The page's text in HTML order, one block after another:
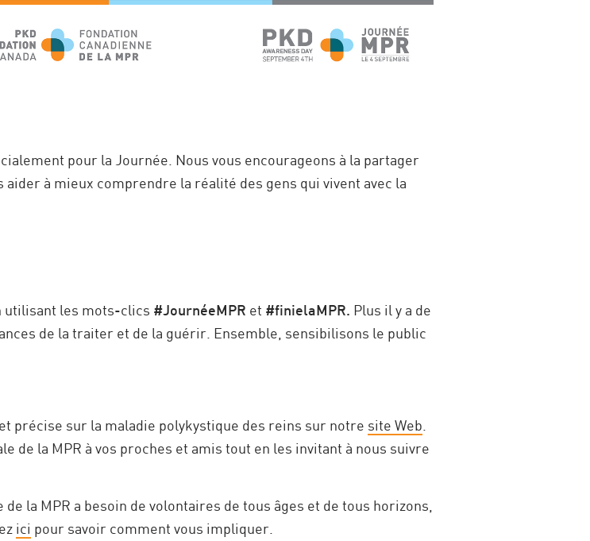
pour la Journée. Nous vous encourageons à la partager
à mieux comprendre la réalité des gens qui vivent avec la
utilisant les mots-clics #JournéeMPR et #finielaMPR. Plus il y a de
de la traiter et de la guérir. Ensemble, sensibilisons le public
précise sur la maladie polykystique des reins sur notre site Web
de la MPR à vos proches et amis tout en les invitant à nous suivre
de la MPR a besoin de volontaires de tous âges et de tous horizons,
ici pour savoir comment vous impliquer.